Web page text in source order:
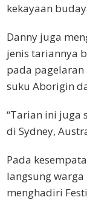
kekayaan
Danny juga
jenis tariannya
pada pagelaran
suku Aborigin
“Tarian ini juga
di Sydney,
Pada
langsung
menghadiri